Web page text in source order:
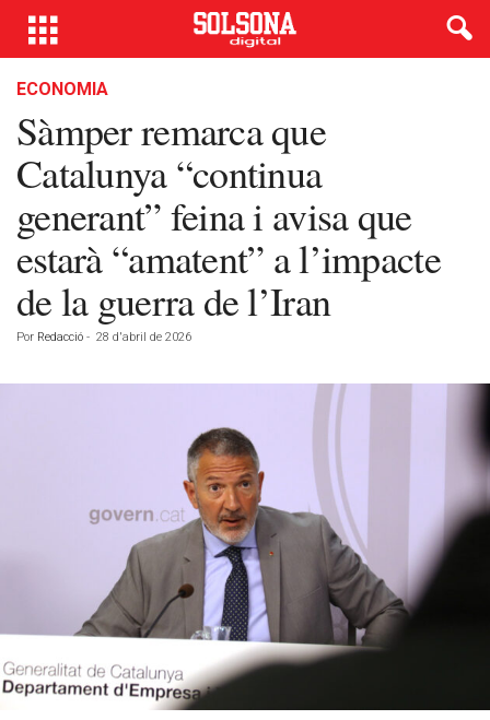
ECONOMIA
Sàmper remarca que
Catalunya “continua
generant” feina i avisa que
estarà “amatent” a l’impacte
de la guerra de l’Iran
Por Redacció - 28 d'abril de 2026